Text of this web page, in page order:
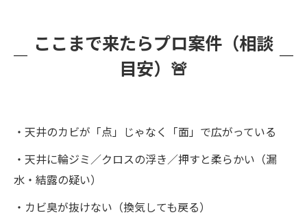
ここまで来たらプロ案件（相談
目安）🚨
・天井のカビが「点」じゃなく「面」で広がっている
・天井に輪ジミ／クロスの浮き／押すと柔らかい（漏
水・結露の疑い）
・カビ臭が抜けない（換気しても戻る）